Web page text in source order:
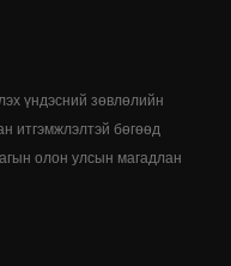
үндэсний зөвлөлийн
итгэмжлэлтэй бөгөөд
олон улсын магадлан